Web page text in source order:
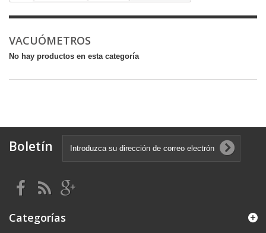
VACUÓMETROS
No hay productos en esta categoría
Boletín
Categorías